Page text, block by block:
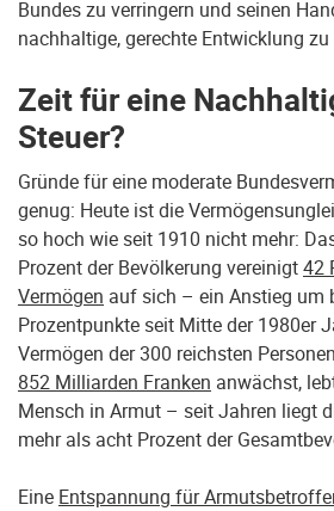
Bundes zu verringern und seinen
nachhaltige, gerechte Entwicklung zu
Zeit für eine
Steuer?
Gründe für eine moderate
genug: Heute ist die
so hoch wie seit 1910 nicht mehr:
Prozent der Bevölkerung vereinigt42
Vermögen auf sich – ein Anstieg um
Prozentpunkte seit Mitte der 1980er
Vermögen der 300 reichsten
852 Milliarden Franken anwächst,
Mensch in Armut – seit Jahren liegt
mehr als acht Prozent der
Eine Entspannung für